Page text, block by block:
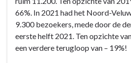
66%. In 2021 had het Noord-
9.300 bezoekers, mede door de
eerste helft 2021. Ten opzichte
een verdere terugloop van – 19%!